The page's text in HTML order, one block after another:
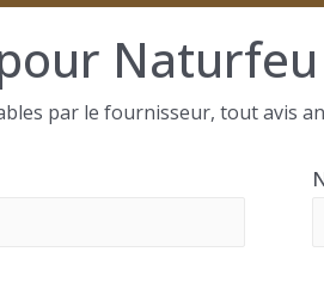
Naturfeu
par le fournisseur, tout avis